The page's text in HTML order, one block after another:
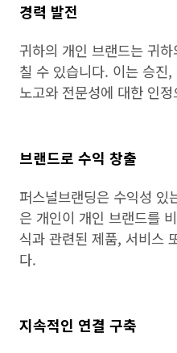
경력 발전
귀하의 개인 브랜드는 귀
칠 수 있습니다. 이는 승진
노고와 전문성에 대한 인
브랜드로 수익 창출
퍼스널브랜딩은 수익성 있
은 개인이 개인 브랜드를
식과 관련된 제품, 서비스
다.
지속적인 연결 구축